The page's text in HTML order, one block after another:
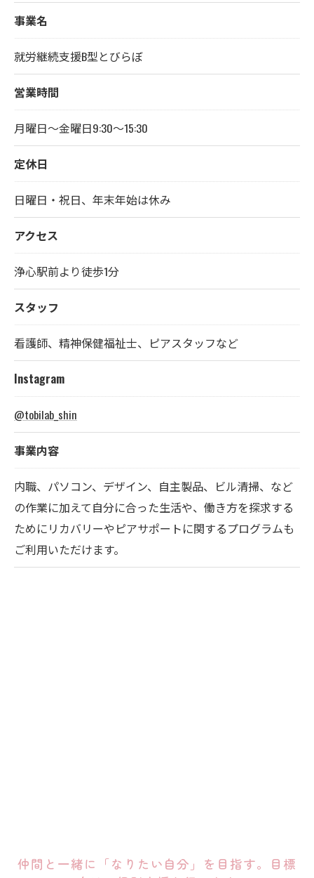
事業名
就労継続支援B型とびらぼ
営業時間
月曜日～金曜日9:30～15:30
定休日
日曜日・祝日、年末年始は休み
アクセス
浄心駅前より徒歩1分
スタッフ
看護師、精神保健福祉士、ピアスタッフなど
Instagram
@tobilab_shin
事業内容
内職、パソコン、デザイン、自主製品、ビル清掃、など
の作業に加えて自分に合った生活や、働き方を探求する
ためにリカバリーやピアサポートに関するプログラムも
ご利用いただけます。
仲間と一緒に「なりたい自分」を目指す。目標